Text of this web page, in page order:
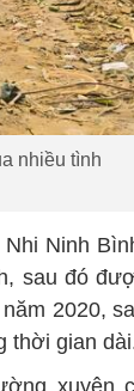
nhiều tình
Ninh
sau đó
2020,
thời gian